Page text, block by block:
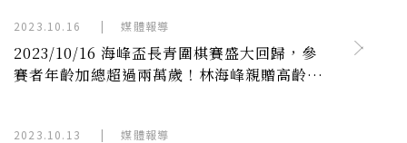
2023.10.16 | 媒體報導
2023/10/16 海峰盃長青圍棋賽盛大回歸，參
賽者年齡加總超過兩萬歲！林海峰親贈高齡棋
2023.10.13 | 媒體報導